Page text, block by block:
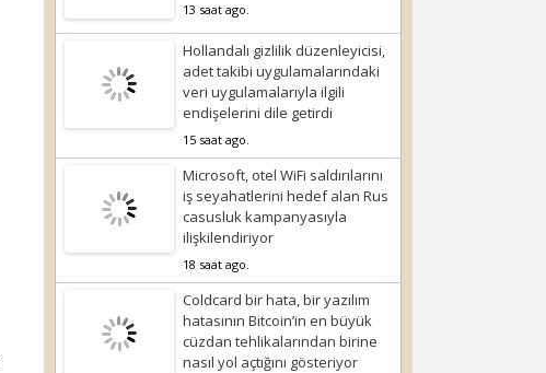
13 saat ago.
Hollandalı gizlilik düzenleyicisi,
adet takibi uygulamalarındaki
veri uygulamalarıyla ilgili
endişelerini dile getirdi
15 saat ago.
Microsoft, otel WiFi saldırılarını
iş seyahatlerini hedef alan Rus
casusluk kampanyasıyla
ilişkilendiriyor
18 saat ago.
Coldcard bir hata, bir yazılım
hatasının Bitcoin’in en büyük
cüzdan tehlikalarından birine
nasıl yol açtığını gösteriyor